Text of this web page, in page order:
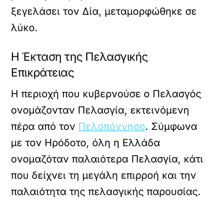
ξεγελάσει τον Δία, μεταμορφώθηκε σε
λύκο.
Η Έκταση της Πελασγικής
Επικράτειας
Η περιοχή που κυβερνούσε ο Πελασγός
ονομάζονταν Πελασγία, εκτεινόμενη
πέρα από τον Πελοπόννησο. Σύμφωνα
με τον Ηρόδοτο, όλη η Ελλάδα
ονομαζόταν παλαιότερα Πελασγία, κάτι
που δείχνει τη μεγάλη επιρροή και την
παλαιότητα της πελασγικής παρουσίας.